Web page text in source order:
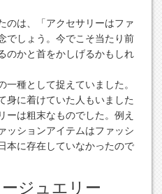
のは、「アクセサリーはファ
でしょう。今でこそ当たり前
のかと首をかしげるかもしれ
種として捉えていました。
身に着けていた人もいました
ーは粗末なものでした。例え
ッションアイテムはファッシ
本に存在していなかったので
ジュエリー